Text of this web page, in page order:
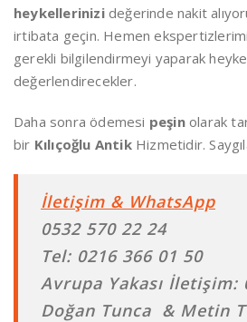
heykellerinizi değerinde nakit
irtibata geçin. Hemen
gerekli bilgilendirmeyi yaparak
değerlendirecekler.
Daha sonra ödemesi peşinolarak
bir Kılıçoğlu AntikHizmetidir.
İletişim & WhatsApp
0532 570 22 24
Tel: 0216 366 01 50
Avrupa Yakası İletişim:
Doğan Tunca & Metin